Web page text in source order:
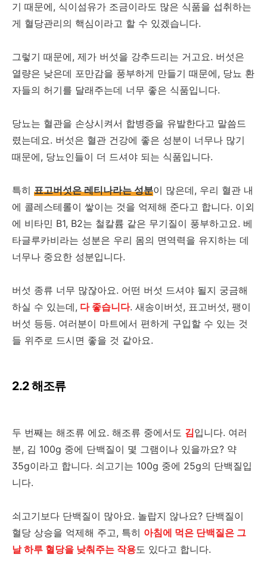
기 때문에, 식이섬유가 조금이라도 많은 식품을 섭취하는
게 혈당관리의 핵심이라고 할 수 있겠습니다.
그렇기 때문에, 제가 버섯을 강추드리는 거고요. 버섯은
열량은 낮은데 포만감을 풍부하게 만들기 때문에, 당뇨 환
자들의 허기를 달래주는데 너무 좋은 식품입니다.
당뇨는 혈관을 손상시켜서 합병증을 유발한다고 말씀드
렸는데요. 버섯은 혈관 건강에 좋은 성분이 너무나 많기
때문에, 당뇨인들이 더 드셔야 되는 식품입니다.
특히 표고버섯은 레티나라는 성분이 많은데, 우리 혈관 내
에 콜레스테롤이 쌓이는 것을 억제해 준다고 합니다. 이외
에 비타민 B1, B2는 철칼륨 같은 무기질이 풍부하고요. 베
타글루카비라는 성분은 우리 몸의 면역력을 유지하는 데
너무나 중요한 성분입니다.
버섯 종류 너무 많잖아요. 어떤 버섯 드셔야 될지 궁금해
하실 수 있는데, 다 좋습니다. 새송이버섯, 표고버섯, 팽이
버섯 등등. 여러분이 마트에서 편하게 구입할 수 있는 것
들 위주로 드시면 좋을 것 같아요.
2.2 해조류
두 번째는 해조류 에요. 해조류 중에서도 김입니다. 여러
분, 김 100g 중에 단백질이 몇 그램이나 있을까요? 약
35g이라고 합니다. 쇠고기는 100g 중에 25g의 단백질입
니다.
쇠고기보다 단백질이 많아요. 놀랍지 않나요? 단백질이
혈당 상승을 억제해 주고, 특히 아침에 먹은 단백질은 그
날 하루 혈당을 낮춰주는 작용도 있다고 합니다.